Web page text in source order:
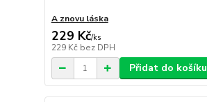
A znovu láska
229 Kč/ks
229 Kč bez DPH
Přidat do košíku